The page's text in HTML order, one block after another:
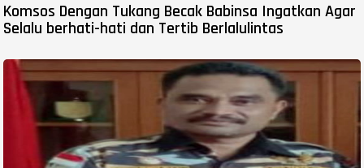
Komsos Dengan Tukang Becak Babinsa Ingatkan Agar
Selalu berhati-hati dan Tertib Berlalulintas